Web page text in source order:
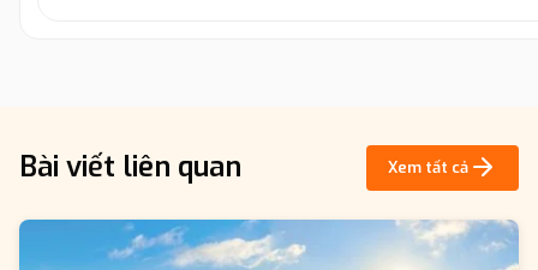
Bài viết liên quan Xem tất cả